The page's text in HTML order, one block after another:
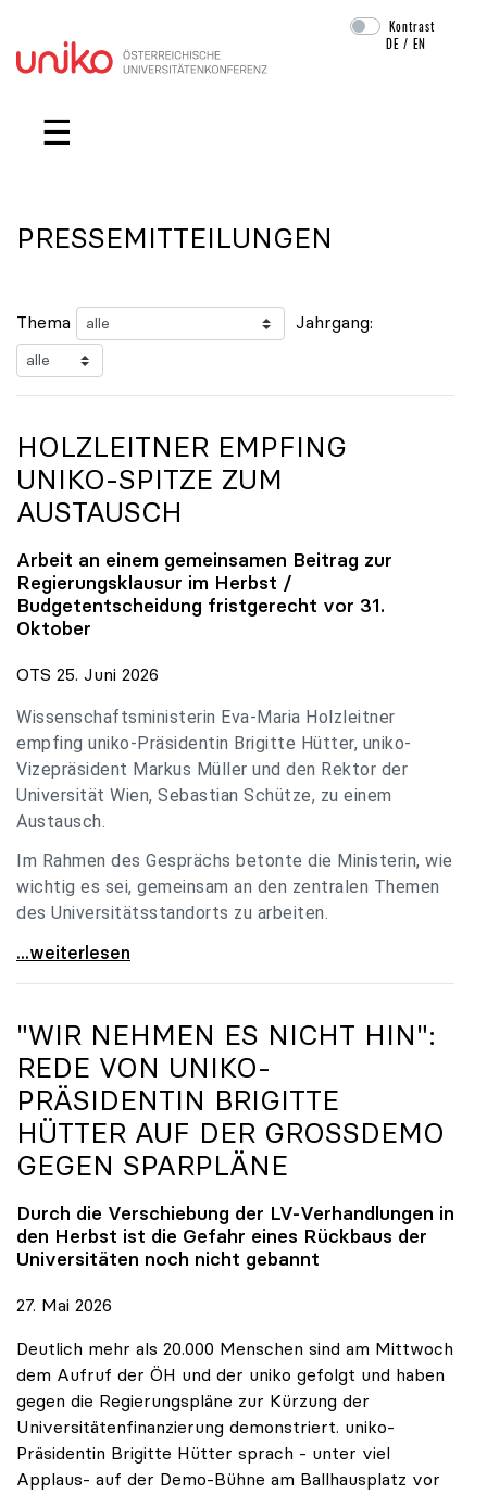
Navigation überspringen
Kontrast
DE /EN
☰
PRESSEMITTEILUNGEN
Thema Jahrgang:
HOLZLEITNER EMPFING
UNIKO-SPITZE ZUM
AUSTAUSCH
Arbeit an einem gemeinsamen Beitrag zur
Regierungsklausur im Herbst /
Budgetentscheidung fristgerecht vor 31.
Oktober
OTS 25. Juni 2026
Wissenschaftsministerin Eva-Maria Holzleitner
empfing uniko-Präsidentin Brigitte Hütter, uniko-
Vizepräsident Markus Müller und den Rektor der
Universität Wien, Sebastian Schütze, zu einem
Austausch.
Im Rahmen des Gesprächs betonte die Ministerin, wie
wichtig es sei, gemeinsam an den zentralen Themen
des Universitätsstandorts zu arbeiten.
Holzleitner empfing uniko-Spitze zum Austausch
...weiterlesen
"WIR NEHMEN ES NICHT HIN":
REDE VON UNIKO-
PRÄSIDENTIN BRIGITTE
HÜTTER AUF DER GROSSDEMO G
EGEN SPARPLÄNE
Durch die Verschiebung der LV-Verhandlungen in
den Herbst ist die Gefahr eines Rückbaus der
Universitäten noch nicht gebannt
27. Mai 2026
Deutlich mehr als 20.000 Menschen sind am Mittwoch
dem Aufruf der ÖH und der uniko gefolgt und haben
gegen die Regierungspläne zur Kürzung der
Universitätenfinanzierung demonstriert. uniko-
Präsidentin Brigitte Hütter sprach - unter viel
Applaus- auf der Demo-Bühne am Ballhausplatz vor